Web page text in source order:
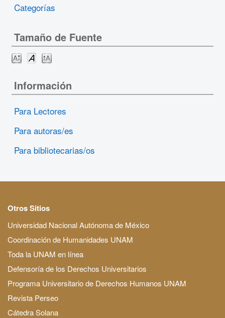
Categorías
Tamaño de Fuente
Información
Para Lectores
Para autoras/es
Para bibliotecarias/os
Otros Sitios
Universidad Nacional Autónoma de México
Coordinación de Humanidades UNAM
Toda la UNAM en línea
Defensoría de los Derechos Universitarios
Programa Universitario de Derechos Humanos UNAM
Revista Perseo
Cátedra Solana